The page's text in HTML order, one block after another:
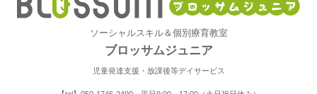
ソーシャルスキル＆個別療育教室
ブロッサムジュニア
児童発達支援・放課後等デイサービス